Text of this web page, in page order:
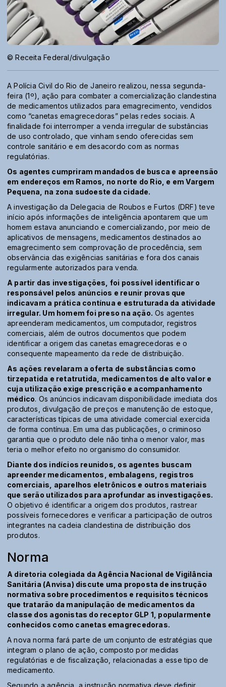
© Receita Federal/divulgação
A Polícia Civil do Rio de Janeiro realizou, nessa segunda-
feira (1º), ação para combater a comercialização clandestina
de medicamentos utilizados para emagrecimento, vendidos
como “canetas emagrecedoras” pelas redes sociais. A
finalidade foi interromper a venda irregular de substâncias
de uso controlado, que vinham sendo oferecidas sem
controle sanitário e em desacordo com as normas
regulatórias.
Os agentes cumpriram mandados de busca e apreensão
em endereços em Ramos, no norte do Rio, e em Vargem
Pequena, na zona sudoeste da cidade.
A investigação da Delegacia de Roubos e Furtos (DRF) teve
início após informações de inteligência apontarem que um
homem estava anunciando e comercializando, por meio de
aplicativos de mensagens, medicamentos destinados ao
emagrecimento sem comprovação de procedência, sem
observância das exigências sanitárias e fora dos canais
regularmente autorizados para venda.
A partir das investigações, foi possível identificar o
responsável pelos anúncios e reunir provas que
indicavam a prática contínua e estruturada da atividade
irregular. Um homem foi preso na ação. Os agentes
apreenderam medicamentos, um computador, registros
comerciais, além de outros documentos que podem
identificar a origem das canetas emagrecedoras e o
consequente mapeamento da rede de distribuição.
As ações revelaram a oferta de substâncias como
tirzepatida e retatrutida, medicamentos de alto valor e
cuja utilização exige prescrição e acompanhamento
médico. Os anúncios indicavam disponibilidade imediata dos
produtos, divulgação de preços e manutenção de estoque,
características típicas de uma atividade comercial exercida
de forma contínua. Em uma das publicações, o criminoso
garantia que o produto dele não tinha o menor valor, mas
teria o melhor efeito no organismo do consumidor.
Diante dos indícios reunidos, os agentes buscam
apreender medicamentos, embalagens, registros
comerciais, aparelhos eletrônicos e outros materiais
que serão utilizados para aprofundar as investigações.
O objetivo é identificar a origem dos produtos, rastrear
possíveis fornecedores e verificar a participação de outros
integrantes na cadeia clandestina de distribuição dos
produtos.
Norma
A diretoria colegiada da Agência Nacional de Vigilância
Sanitária (Anvisa) discute uma proposta de instrução
normativa sobre procedimentos e requisitos técnicos
que tratarão da manipulação de medicamentos da
classe dos agonistas do receptor GLP 1, popularmente
conhecidos como canetas emagrecedoras.
A nova norma fará parte de um conjunto de estratégias que
integram o plano de ação, composto por medidas
regulatórias e de fiscalização, relacionadas a esse tipo de
medicamento.